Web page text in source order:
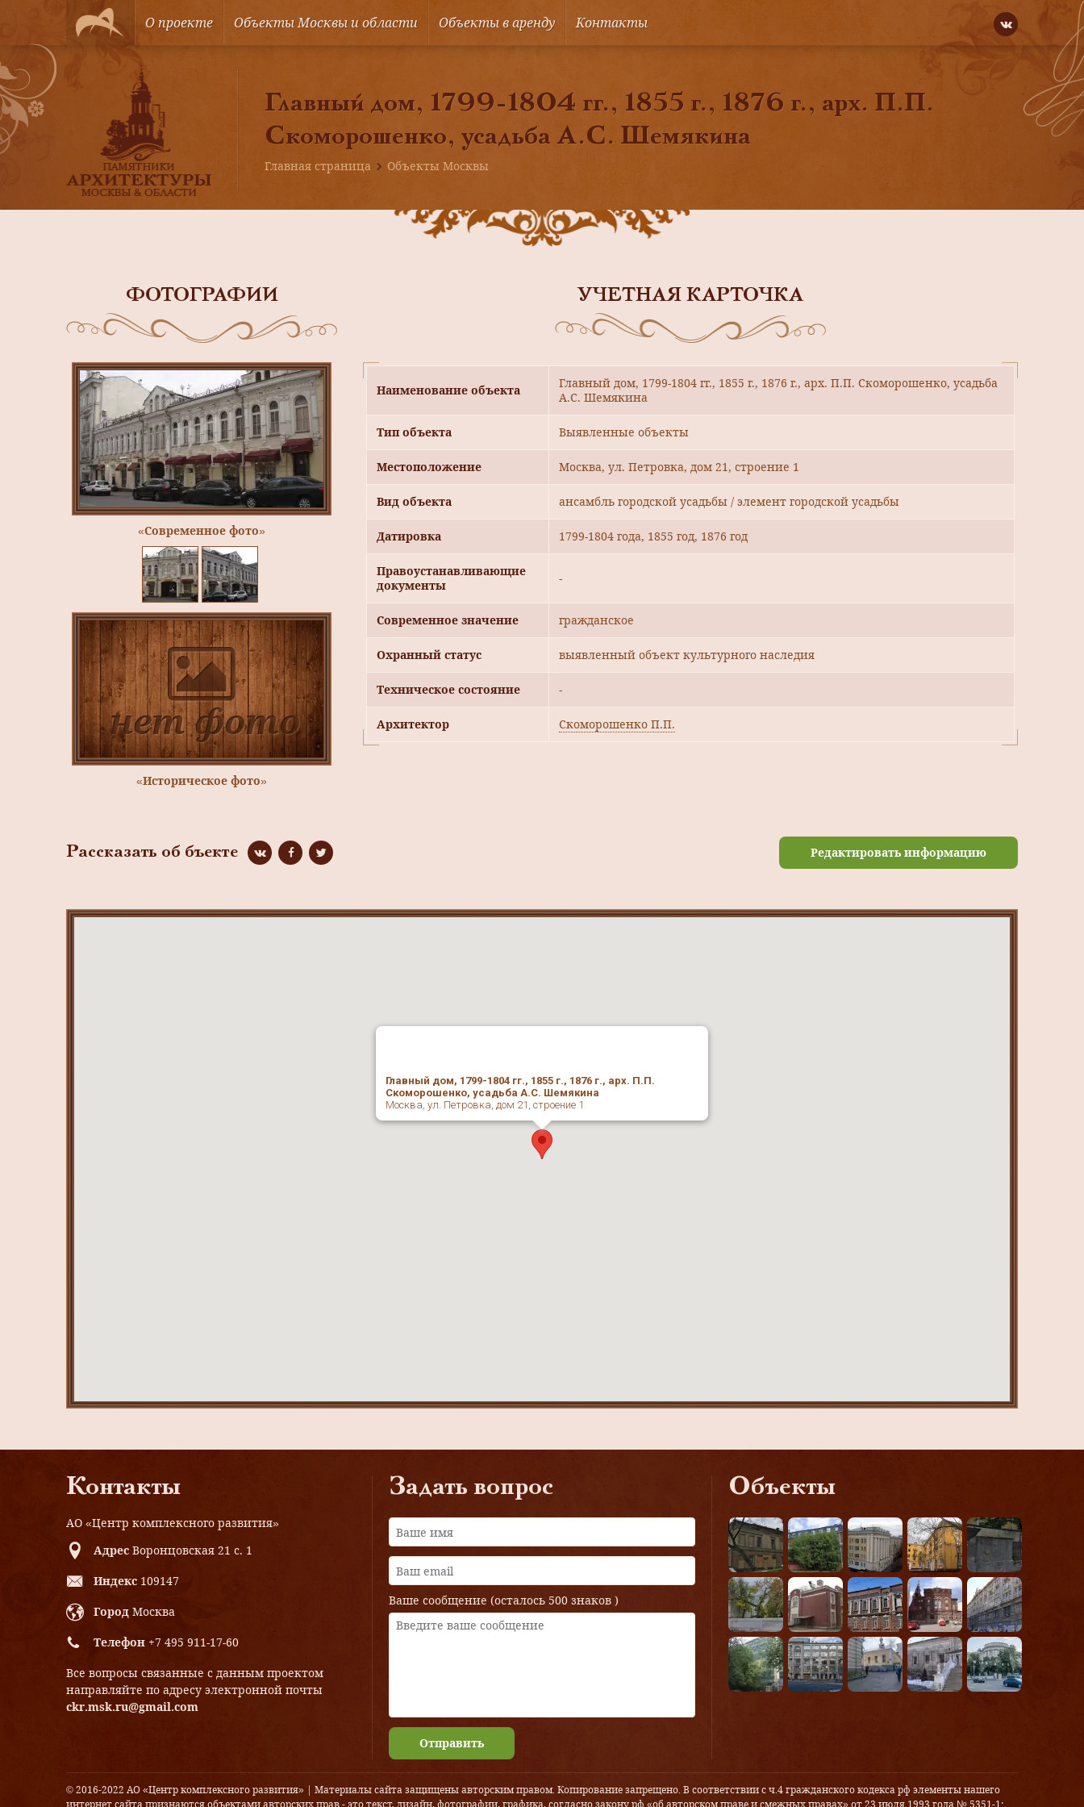
О проекте Объекты Москвы и области Объекты в аренду Контакты
Главный дом, 1799-1804 гг., 1855 г., 1876 г., арх. П.П.
Скоморошенко, усадьба А.С. Шемякина
Главная страница Объекты Москвы
ФОТОГРАФИИ
«Современное фото»
«Историческое фото»
УЧЕТНАЯ КАРТОЧКА
Наименование объекта
Главный дом, 1799-1804 гг., 1855 г., 1876 г., арх. П.П. Скоморошенко, усадьба
А.С. Шемякина
Тип объекта Выявленные объекты
Местоположение Москва, ул. Петровка, дом 21, строение 1
Вид объекта ансамбль городской усадьбы / элемент городской усадьбы
Датировка 1799-1804 года, 1855 год, 1876 год
Правоустанавливающие
документы
-
Современное значение гражданское
Охранный статус выявленный объект культурного наследия
Техническое состояние -
Архитектор Скоморошенко П.П.
Рассказать об бъекте Редактировать информацию
Главный дом, 1799-1804 гг., 1855 г., 1876 г., арх. П.П.
Скоморошенко, усадьба А.С. Шемякина
Москва, ул. Петровка, дом 21, строение 1
Контакты
АО «Центр комплексного развития»
Адрес Воронцовская 21 с. 1
Индекс 109147
Город Москва
Телефон +7 495 911-17-60
Все вопросы связанные с данным проектом
направляйте по адресу электронной почты
ckr.msk.ru@gmail.com
Задать вопрос
Ваше сообщение (осталось 500 знаков )
Отправить
Объекты
© 2016-2022 АО «Центр комплексного развития» | Материалы сайта защищены авторским правом. Копирование запрещено. В соответствии с ч.4 гражданского кодекса рф элементы нашего